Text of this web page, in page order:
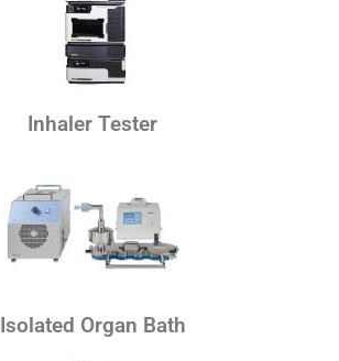
Inhaler Tester
Isolated Organ Bath